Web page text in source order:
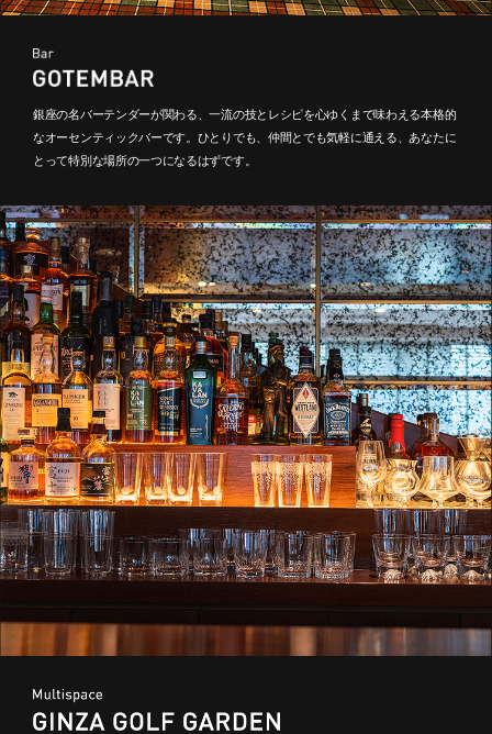
銀座の名バーテンダーが関わる、一流の技とレシピを心ゆくまで味わえる本格的
なオーセンティックバーです。ひとりでも、仲間とでも気軽に通える、あなたに
とって特別な場所の一つになるはずです。